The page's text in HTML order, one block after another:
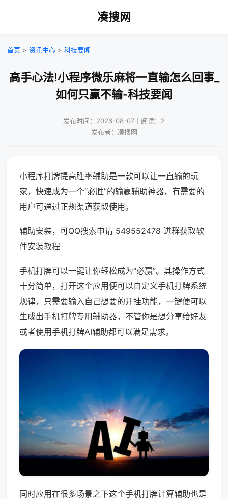
凑搜网
首页 > 资讯中心 > 科技要闻
高手心法!小程序微乐麻将一直输怎么回事_
如何只赢不输-科技要闻
发布时间：2026-08-07｜阅读：2
发布者：凑搜网
小程序打牌提高胜率辅助是一款可以让一直输的玩
家，快速成为一个“必胜”的输赢辅助神器，有需要的
用户可通过正规渠道获取使用。
辅助安装，可QQ搜索申请 549552478 进群获取软
件安装教程
手机打牌可以一键让你轻松成为“必赢”。其操作方式
十分简单，打开这个应用便可以自定义手机打牌系统
规律，只需要输入自己想要的开挂功能，一键便可以
生成出手机打牌专用辅助器，不管你是想分享给好友
或者使用手机打牌AI辅助都可以满足需求。
同时应用在很多场景之下这个手机打牌计算辅助也是